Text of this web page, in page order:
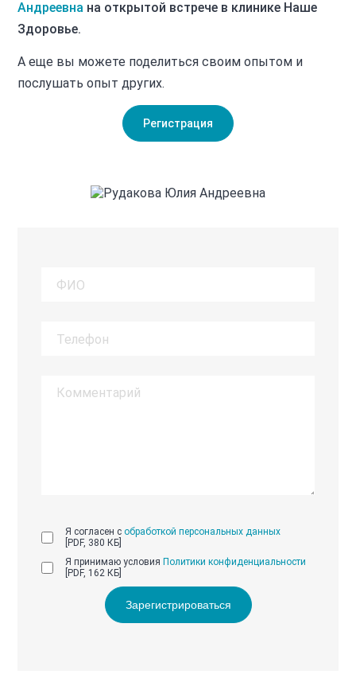
Андреевна на открытой встрече в клинике Наше
Здоровье.
А еще вы можете поделиться своим опытом и
послушать опыт других.
Регистрация
ФИО
Телефон
Я согласен собработкой персональных данных
[PDF, 380 КБ]
Я принимаю условия Политики конфиденциальности
[PDF, 162 КБ]
Зарегистрироваться